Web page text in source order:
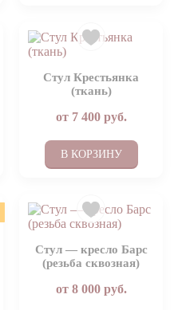
Стул Крестьянка
(ткань)
от 7 400руб.
В КОРЗИНУ
Стул — кресло Барс
(резьба сквозная)
от 8 000руб.